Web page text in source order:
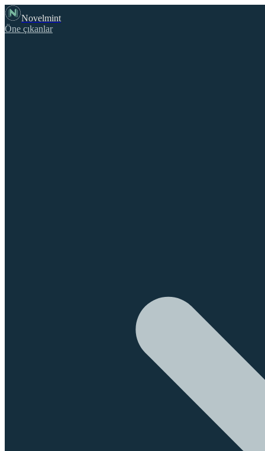
Novelmint
Öne çıkanlar